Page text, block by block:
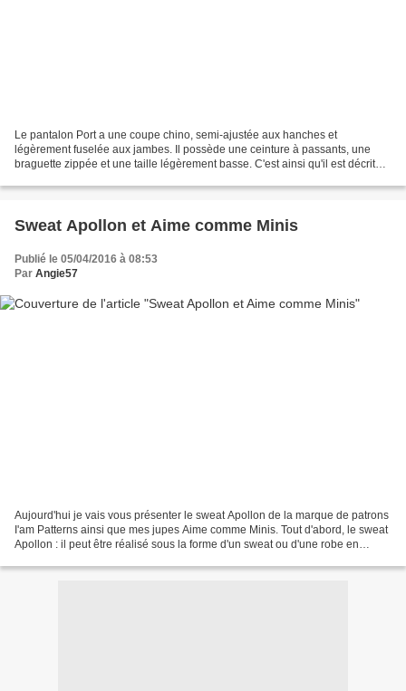
Le pantalon Port a une coupe chino, semi-ajustée aux hanches et
légèrement fuselée aux jambes. Il possède une ceinture à passants, une
braguette zippée et une taille légèrement basse. C'est ainsi qu'il est décrit
Sweat Apollon et Aime comme Minis
Publié le 05/04/2016 à 08:53
Par Angie57
Aujourd'hui je vais vous présenter le sweat Apollon de la marque de patrons
I'am Patterns ainsi que mes jupes Aime comme Minis. Tout d'abord, le sweat
Apollon : il peut être réalisé sous la forme d'un sweat ou d'une robe en